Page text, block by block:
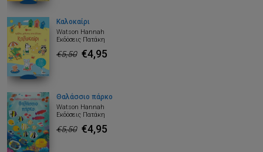
Καλοκαίρι
Watson Hannah
Εκδόσεις Πατάκη
€5,50 €4,95
Θαλάσσιο πάρκο
Watson Hannah
Εκδόσεις Πατάκη
€5,50 €4,95